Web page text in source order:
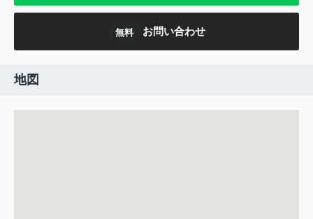
無料 お問い合わせ
地図